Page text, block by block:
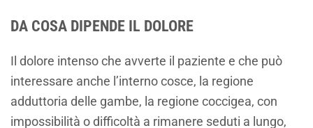
DA COSA DIPENDE IL DOLORE
Il dolore intenso che avverte il paziente e che può
interessare anche l’interno cosce, la regione
adduttoria delle gambe, la regione coccigea, con
impossibilità o difficoltà a rimanere seduti a lungo,